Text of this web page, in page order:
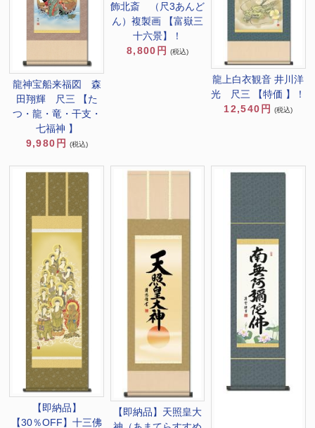
龍神宝船来福図 森
田翔輝 尺三 【た
つ・龍・竜・干支・
七福神 】
9,980円
(税込)
飾北斎 （尺3あんど
ん）複製画 【富嶽三
十六景】！
8,800円
(税込)
龍上白衣観音 井川洋
光 尺三 【特価 】！
12,540円
(税込)
【即納品】
【30％OFF】十三佛
【即納品】天照皇大